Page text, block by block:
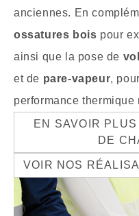
anciennes. En
ossatures bois pour
ainsi que la pose de
et de pare-vapeur,
performance thermique
EN SAVOIR
DE
VOIR NOS